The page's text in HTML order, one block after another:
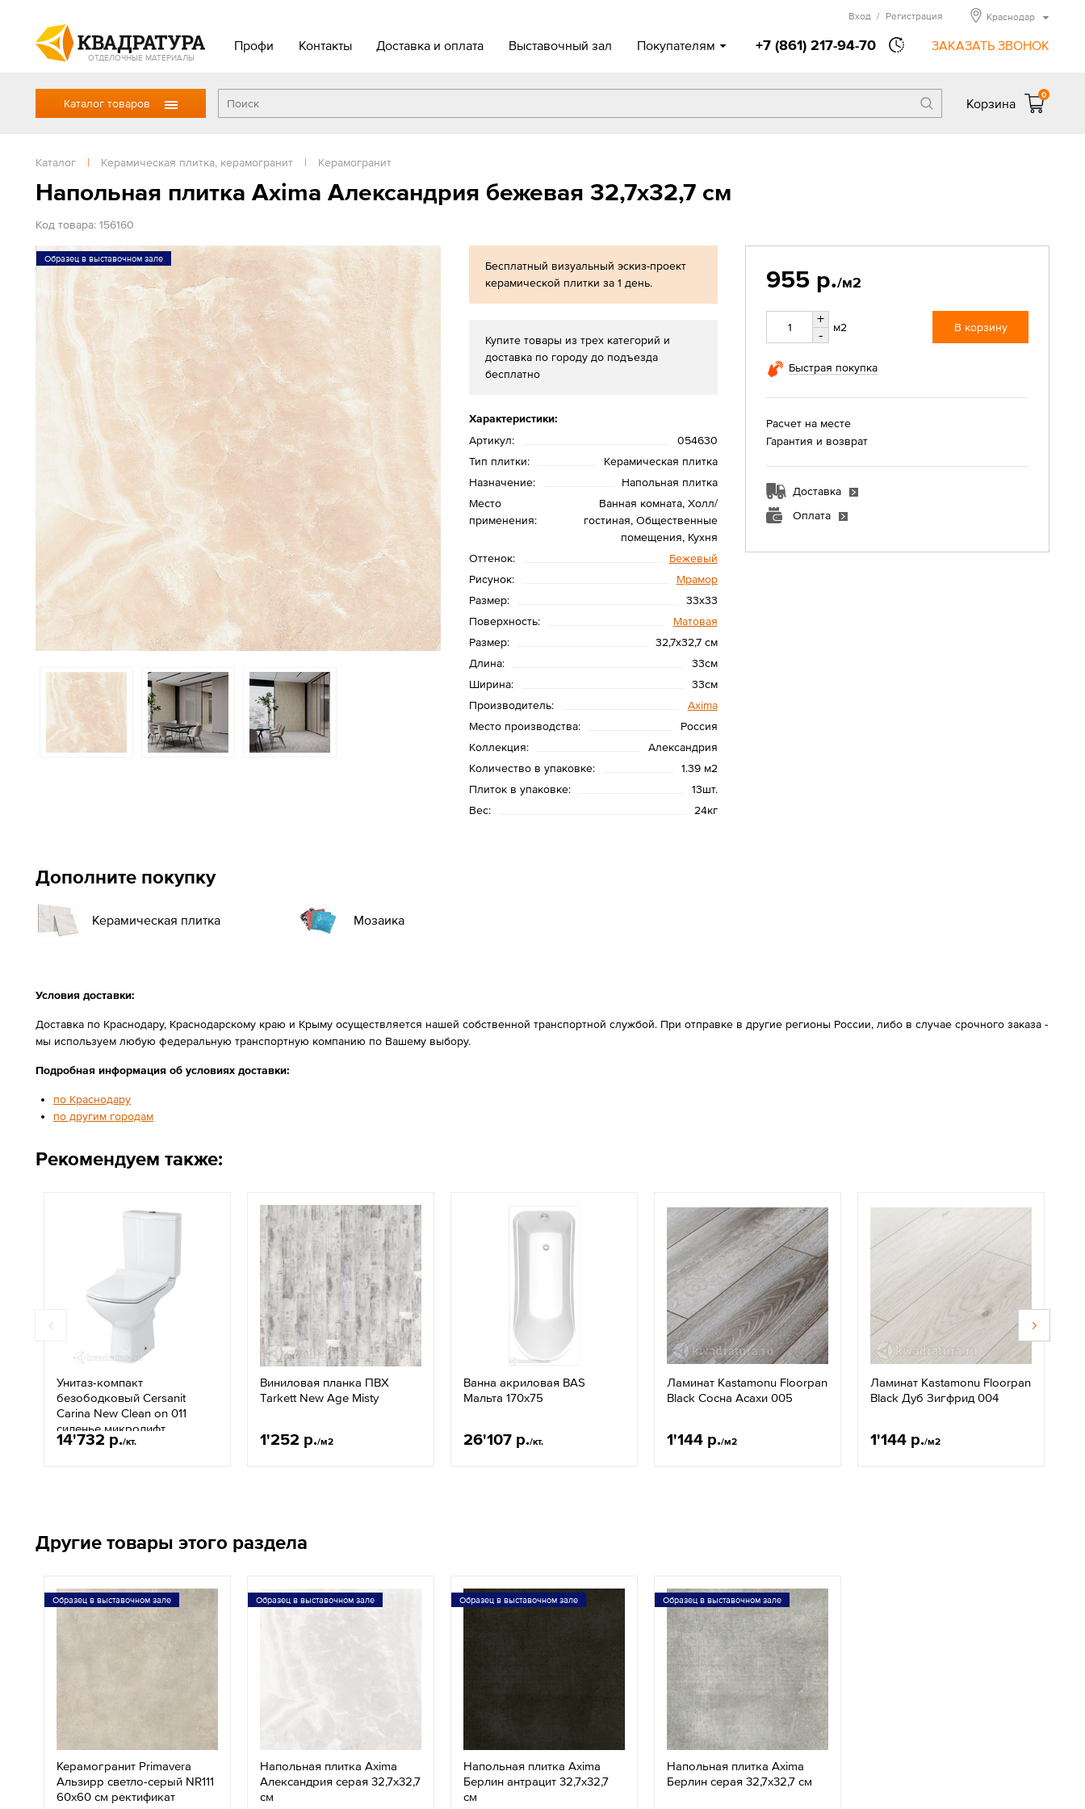
ОТДЕЛОЧНЫЕ МАТЕРИАЛЫ
Профи Контакты Доставка и оплата Выставочный зал Покупателям +7 (861) 217-94-70 ЗАКАЗАТЬ ЗВОНОК
Вход / Регистрация Краснодар
Каталог товаров Корзина
0
Каталог | Керамическая плитка, керамогранит | Керамогранит
Напольная плитка Axima Александрия бежевая 32,7х32,7 см
Код товара: 156160
Образец в выставочном зале
Бесплатный визуальный эскиз-проект
керамической плитки за 1 день.
Купите товары из трех категорий и
доставка по городу до подъезда
бесплатно
Характеристики:
Артикул:
054630
Тип плитки:
Керамическая плитка
Назначение:
Напольная плитка
Место
применения:
Ванная комната, Холл/
гостиная, Общественные
помещения, Кухня
Оттенок:
Бежевый
Рисунок:
Мрамор
Размер:
33х33
Поверхность:
Матовая
Размер:
32,7х32,7 см
Длина:
33см
Ширина:
33см
Производитель:
Axima
Место производства:
Россия
Коллекция:
Александрия
Количество в упаковке:
1.39 м2
Плиток в упаковке:
13шт.
Вес:
24кг
955 р./м2
+
-
м2 В корзину
Быстрая покупка
Расчет на месте
Гарантия и возврат
Доставка
Оплата
Дополните покупку
Керамическая плитка Мозаика
Условия доставки:
Доставка по Краснодару, Краснодарскому краю и Крыму осуществляется нашей собственной транспортной службой. При отправке в другие регионы России, либо в случае срочного заказа -
мы используем любую федеральную транспортную компанию по Вашему выбору.
Подробная информация об условиях доставки:
по Краснодару
по другим городам
Рекомендуем также:
Унитаз-компакт
безободковый Cersanit
Carina New Clean on 011
сиденье микролифт
14'732 р./кт.
Виниловая планка ПВХ
Tarkett New Age Misty
1'252 р./м2
Ванна акриловая BAS
Мальта 170х75
26'107 р./кт.
Ламинат Kastamonu Floorpan
Black Сосна Асахи 005
1'144 р./м2
Ламинат Kastamonu Floorpan
Black Дуб Зигфрид 004
1'144 р./м2
Другие товары этого раздела
Образец в выставочном зале
Керамогранит Primavera
Альзирр светло-серый NR111
60х60 см ректификат
Образец в выставочном зале
Напольная плитка Axima
Александрия серая 32,7х32,7
см
Образец в выставочном зале
Напольная плитка Axima
Берлин антрацит 32,7х32,7
см
Образец в выставочном зале
Напольная плитка Axima
Берлин серая 32,7х32,7 см